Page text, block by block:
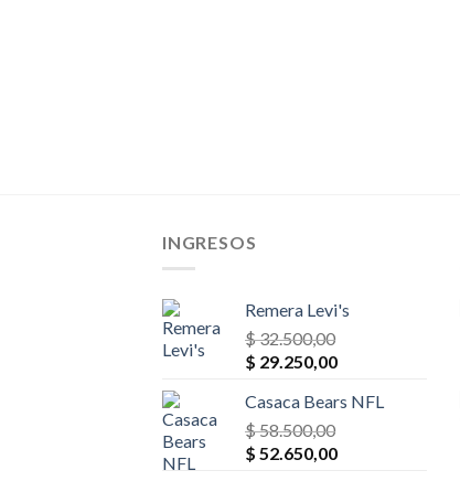
INGRESOS
Remera Levi's
$32.500,00
El
original
era:
$ 32.500,00.
$ 29.250,00El
actual
$ 29.250,00.
Casaca Bears NFL
$58.500,00
El
$ 52.650,00El